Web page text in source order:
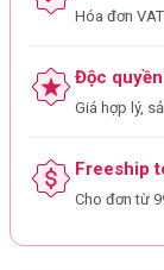
Hóa đơn
Độc
Giá hợp lý,
Freeship
Cho đơn từ